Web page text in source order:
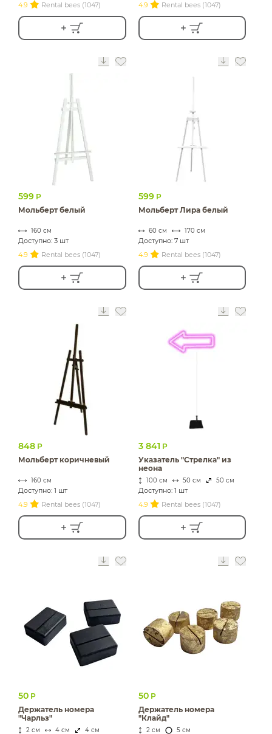
4.9
Rental bees (1047)
4.9
Rental bees (1047)
599 Р
Мольберт белый
160 см
Доступно: 3 шт
4.9
Rental bees (1047)
599 Р
Мольберт Лира белый
60 см 170 см
Доступно: 7 шт
4.9
Rental bees (1047)
848 Р
Мольберт коричневый
160 см
Доступно: 1 шт
4.9
Rental bees (1047)
3 841 Р
Указатель "Стрелка" из
неона
100 см 50 см 50 см
Доступно: 1 шт
4.9
Rental bees (1047)
50 Р
Держатель номера
"Чарльз"
2 см 4 см 4 см
50 Р
Держатель номера
"Клайд"
2 см 5 см